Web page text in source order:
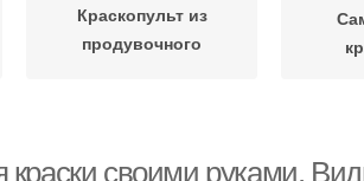
Краскопульт из
продувочного
краски своими руками.